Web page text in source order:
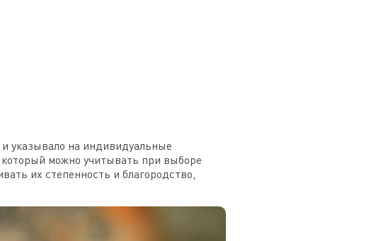
указывало на индивидуальные
можно учитывать при выборе
их степенность и благородство,